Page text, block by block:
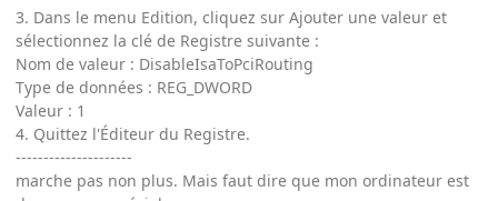
3. Dans le menu Edition, cliquez sur Ajouter une valeur et
sélectionnez la clé de Registre suivante :
Nom de valeur : DisableIsaToPciRouting
Type de données : REG_DWORD
Valeur : 1
4. Quittez l'Éditeur du Registre.
---------------------
marche pas non plus. Mais faut dire que mon ordinateur est